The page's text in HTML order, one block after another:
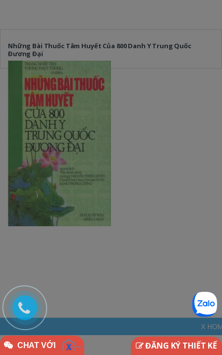
Những Bài Thuốc Tâm Huyết Của 800 Danh Y Trung Quốc
Đương Đại
ĐĂNG KÝ THIẾT KẾ
CHAT VỚI
X HOME -